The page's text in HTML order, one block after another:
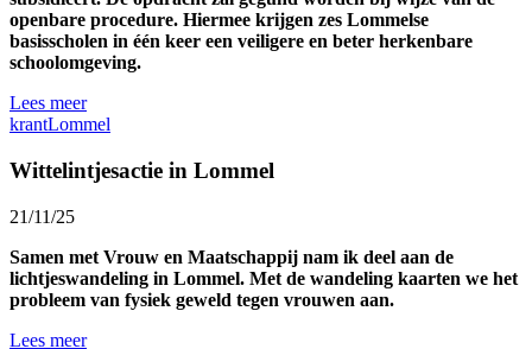
openbare procedure. Hiermee krijgen zes Lommelse
basisscholen in één keer een veiligere en beter herkenbare
schoolomgeving.
Lees meer
krantLommel
Wittelintjesactie in Lommel
21/11/25
Samen met Vrouw en Maatschappij nam ik deel aan de
lichtjeswandeling in Lommel. Met de wandeling kaarten we het
probleem van fysiek geweld tegen vrouwen aan.
Lees meer